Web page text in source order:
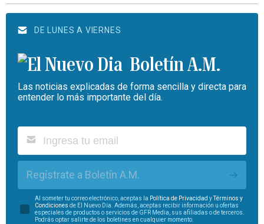
DE LUNES A VIERNES
Boletín A.M.
Las noticias explicadas de forma sencilla y directa para
entender lo más importante del día.
Regístrate a Boletín A.M.
Al someter tu correo electrónico, aceptas la Política de Privacidad yTérminos y
Condiciones de El Nuevo Día. Además, aceptas recibir información u ofertas
especiales de productos o servicios de GFR Media, sus afiliadas o de terceros.
Podrás optar salirte de los boletines en cualquier momento.